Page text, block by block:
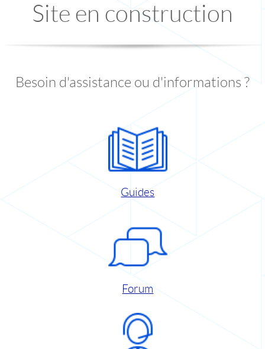
Site en construction
Besoin d'assistance ou d'informations ?
Guides
Forum